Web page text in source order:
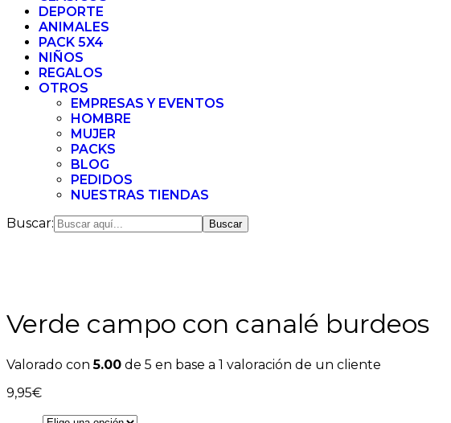
DEPORTE
ANIMALES
PACK 5X4
NIÑOS
REGALOS
OTROS
EMPRESAS Y EVENTOS
HOMBRE
MUJER
PACKS
BLOG
PEDIDOS
NUESTRAS TIENDAS
Buscar:
Verde campo con canalé burdeos
Valorado con5.00 de 5 en base a 1 valoración de un cliente
9,95€